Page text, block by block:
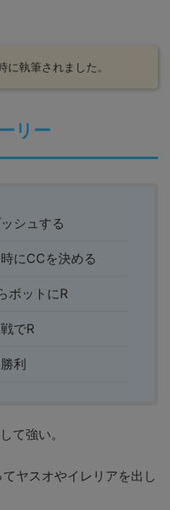
に執筆されました。
リー
シュする
にCCを決める
ボットにR
でR
利
て強い。
ヤスオやイレリアを出し